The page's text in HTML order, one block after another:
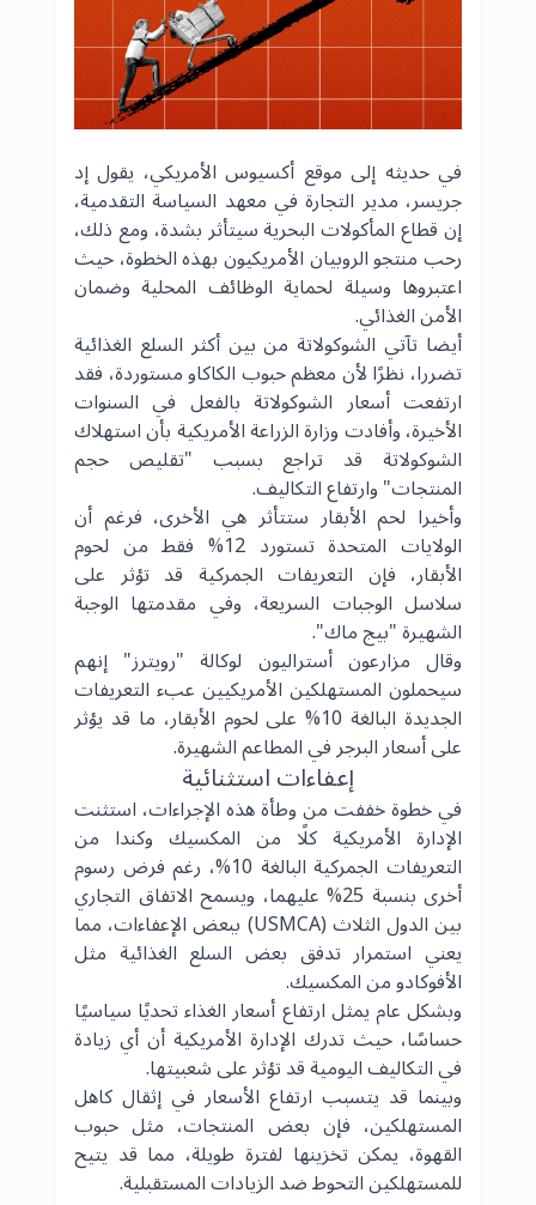
في حديثه إلى موقع أكسيوس الأمريكي، يقول إد
جريسر، مدير التجارة في معهد السياسة التقدمية،
إن قطاع المأكولات البحرية سيتأثر بشدة، ومع ذلك،
رحب منتجو الروبيان الأمريكيون بهذه الخطوة، حيث
اعتبروها وسيلة لحماية الوظائف المحلية وضمان
الأمن الغذائي.
أيضا تآتي الشوكولاتة من بين أكثر السلع الغذائية
تضررا، نظرًا لأن معظم حبوب الكاكاو مستوردة، فقد
ارتفعت أسعار الشوكولاتة بالفعل في السنوات
الأخيرة، وأفادت وزارة الزراعة الأمريكية بأن استهلاك
الشوكولاتة قد تراجع بسبب "تقليص حجم
المنتجات" وارتفاع التكاليف.
وأخيرا لحم الأبقار ستتأثر هي الأخرى، فرغم أن
الولايات المتحدة تستورد 12% فقط من لحوم
الأبقار، فإن التعريفات الجمركية قد تؤثر على
سلاسل الوجبات السريعة، وفي مقدمتها الوجبة
الشهيرة "بيج ماك".
وقال مزارعون أستراليون لوكالة "رويترز" إنهم
سيحملون المستهلكين الأمريكيين عبء التعريفات
الجديدة البالغة 10% على لحوم الأبقار، ما قد يؤثر
على أسعار البرجر في المطاعم الشهيرة.
إعفاءات استثنائية
في خطوة خففت من وطأة هذه الإجراءات، استثنت
الإدارة الأمريكية كلًا من المكسيك وكندا من
التعريفات الجمركية البالغة 10%، رغم فرض رسوم
أخرى بنسبة 25% عليهما، ويسمح الاتفاق التجاري
بين الدول الثلاث (USMCA) ببعض الإعفاءات، مما
يعني استمرار تدفق بعض السلع الغذائية مثل
الأفوكادو من المكسيك.
وبشكل عام يمثل ارتفاع أسعار الغذاء تحديًا سياسيًا
حساسًا، حيث تدرك الإدارة الأمريكية أن أي زيادة
في التكاليف اليومية قد تؤثر على شعبيتها.
وبينما قد يتسبب ارتفاع الأسعار في إثقال كاهل
المستهلكين، فإن بعض المنتجات، مثل حبوب
القهوة، يمكن تخزينها لفترة طويلة، مما قد يتيح
للمستهلكين التحوط ضد الزيادات المستقبلية.